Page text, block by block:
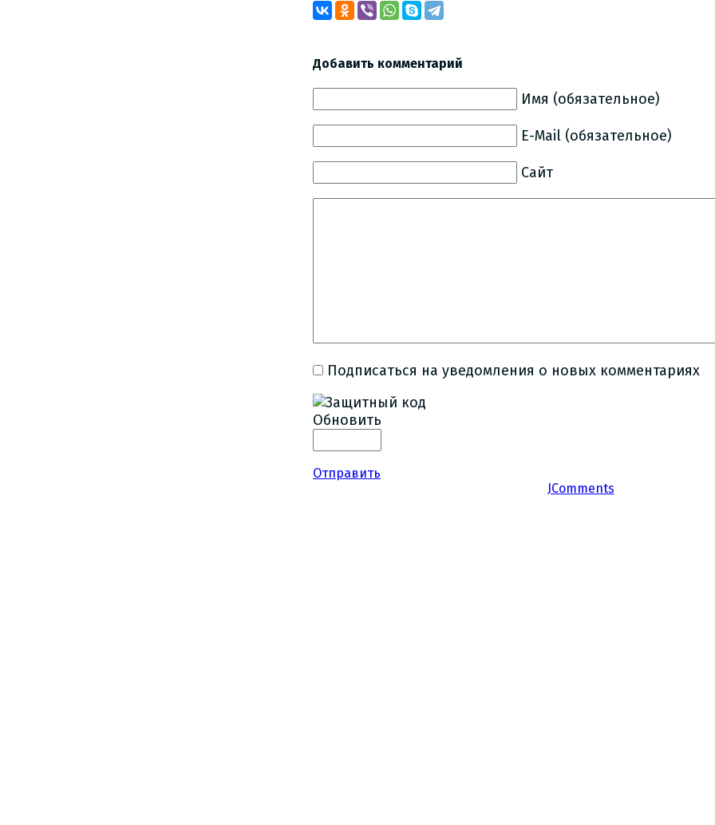
Добавить комментарий
Имя (обязательное)
E-Mail (обязательное)
Сайт
Подписаться на уведомления о новых комментариях
Обновить
Отправить
JComments